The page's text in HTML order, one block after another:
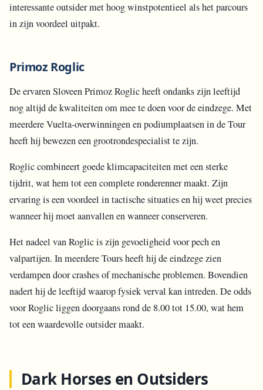
interessante outsider met hoog winstpotentieel als het parcours
in zijn voordeel uitpakt.
Primoz Roglic
De ervaren Sloveen Primoz Roglic heeft ondanks zijn leeftijd
nog altijd de kwaliteiten om mee te doen voor de eindzege. Met
meerdere Vuelta-overwinningen en podiumplaatsen in de Tour
heeft hij bewezen een grootrondespecialist te zijn.
Roglic combineert goede klimcapaciteiten met een sterke
tijdrit, wat hem tot een complete ronderenner maakt. Zijn
ervaring is een voordeel in tactische situaties en hij weet precies
wanneer hij moet aanvallen en wanneer conserveren.
Het nadeel van Roglic is zijn gevoeligheid voor pech en
valpartijen. In meerdere Tours heeft hij de eindzege zien
verdampen door crashes of mechanische problemen. Bovendien
nadert hij de leeftijd waarop fysiek verval kan intreden. De odds
voor Roglic liggen doorgaans rond de 8.00 tot 15.00, wat hem
tot een waardevolle outsider maakt.
Dark Horses en Outsiders